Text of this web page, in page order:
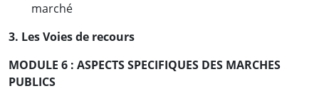
marché
3. Les Voies de recours
MODULE 6 : ASPECTS SPECIFIQUES DES MARCHES
PUBLICS